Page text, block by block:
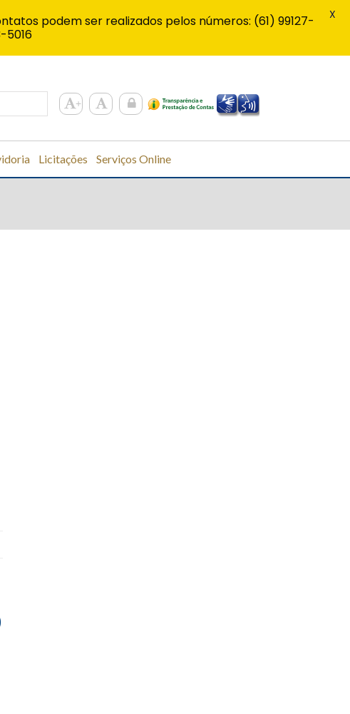
Licitações Serviços Online
podem ser realizados pelos números: (61) 99127-
5016
X